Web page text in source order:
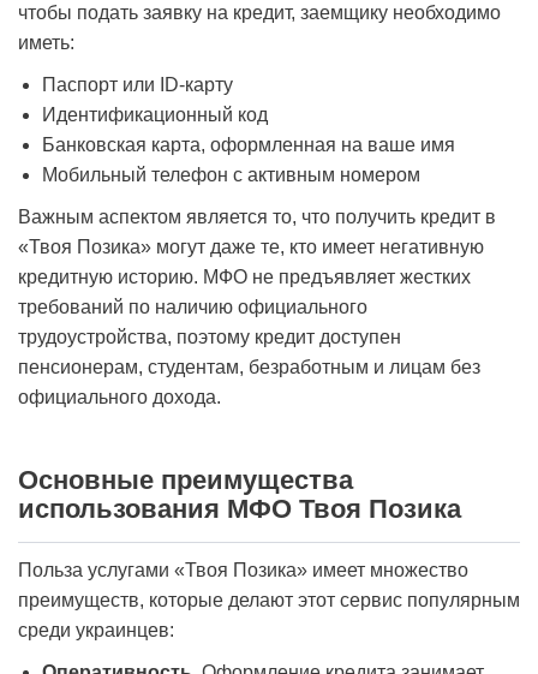
чтобы подать заявку на кредит, заемщику необходимо
иметь:
Паспорт или ID-карту
Идентификационный код
Банковская карта, оформленная на ваше имя
Мобильный телефон с активным номером
Важным аспектом является то, что получить кредит в
«Твоя Позика» могут даже те, кто имеет негативную
кредитную историю. МФО не предъявляет жестких
требований по наличию официального
трудоустройства, поэтому кредит доступен
пенсионерам, студентам, безработным и лицам без
официального дохода.
Основные преимущества
использования МФО Твоя Позика
Польза услугами «Твоя Позика» имеет множество
преимуществ, которые делают этот сервис популярным
среди украинцев: